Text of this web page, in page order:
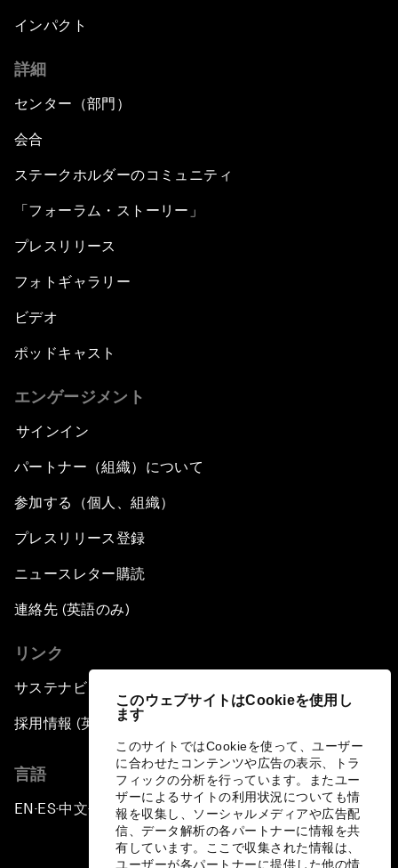
このウェブサイトはCookieを使用し
ます
このサイトではCookieを使って、ユーザー
に合わせたコンテンツや広告の表示、トラ
フィックの分析を行っています。またユー
ザーによるサイトの利用状況についても情
報を収集し、ソーシャルメディアや広告配
信、データ解析の各パートナーに情報を共
有しています。ここで収集された情報は、
ユーザーが各パートナーに提供した他の情
インパクト
詳細
センター（部門）
会合
ステークホルダーのコミュニティ
「フォーラム・ストーリー」
プレスリリース
フォトギャラリー
ビデオ
ポッドキャスト
エンゲージメント
サインイン
パートナー（組織）について
参加する（個人、組織）
プレスリリース登録
ニュースレター購読
連絡先 (英語のみ)
リンク
サステナビリティへの取り組み
採用情報 (英語のみ)
言語
EN ▪ ES▪中文▪ 日本語